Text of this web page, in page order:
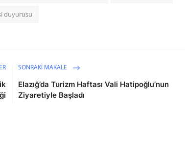
duyurusu
SONRAKI MAKALE
Elazığ’da Turizm Haftası Vali Hatipoğlu’nun
Ziyaretiyle Başladı